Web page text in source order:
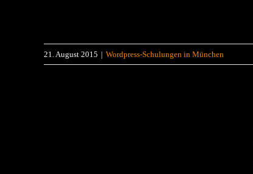
21. August 2015 | Wordpress-Schulungen in München